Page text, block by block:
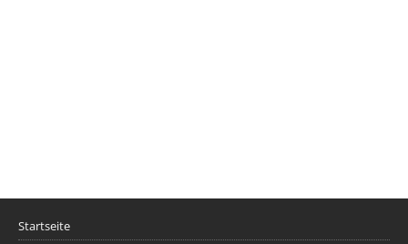
Startseite